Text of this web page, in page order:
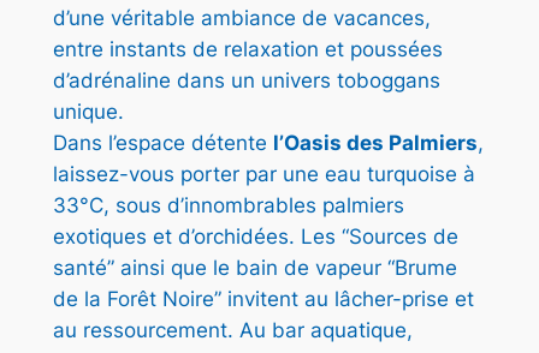
d’une véritable ambiance de vacances,
entre instants de relaxation et poussées
d’adrénaline dans un univers toboggans
unique.
Dans l’espace détente l’Oasis des Palmiers,
laissez-vous porter par une eau turquoise à
33°C, sous d’innombrables palmiers
exotiques et d’orchidées. Les “Sources de
santé” ainsi que le bain de vapeur “Brume
de la Forêt Noire” invitent au lâcher-prise et
au ressourcement. Au bar aquatique,